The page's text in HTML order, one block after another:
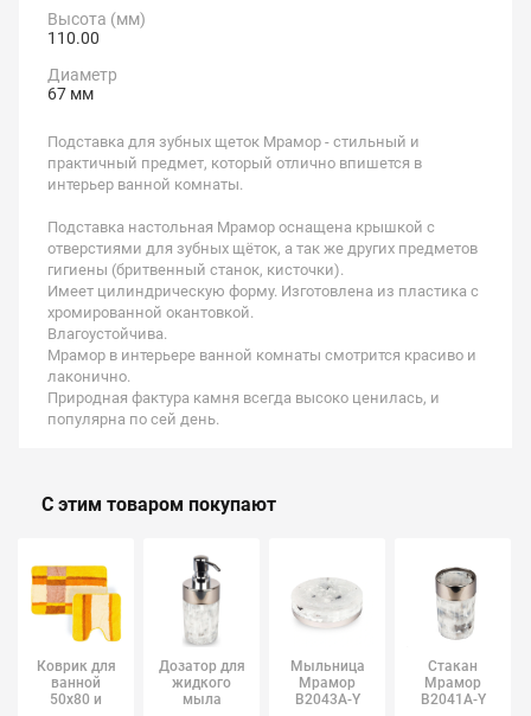
Высота (мм)
110.00
Диаметр
67 мм
Подставка для зубных щеток Мрамор - стильный и
практичный предмет, который отлично впишется в
интерьер ванной комнаты.
Подставка настольная Мрамор оснащена крышкой с
отверстиями для зубных щёток, а так же других предметов
гигиены (бритвенный станок, кисточки).
Имеет цилиндрическую форму. Изготовлена из пластика с
хромированной окантовкой.
Влагоустойчива.
Мрамор в интерьере ванной комнаты смотрится красиво и
лаконично.
Природная фактура камня всегда высоко ценилась, и
популярна по сей день.
С этим товаром покупают
Коврик для
ванной
50х80 и
Дозатор для
жидкого
мыла
Мыльница
Мрамор
B2043A-Y
Стакан
Мрамор
B2041A-Y